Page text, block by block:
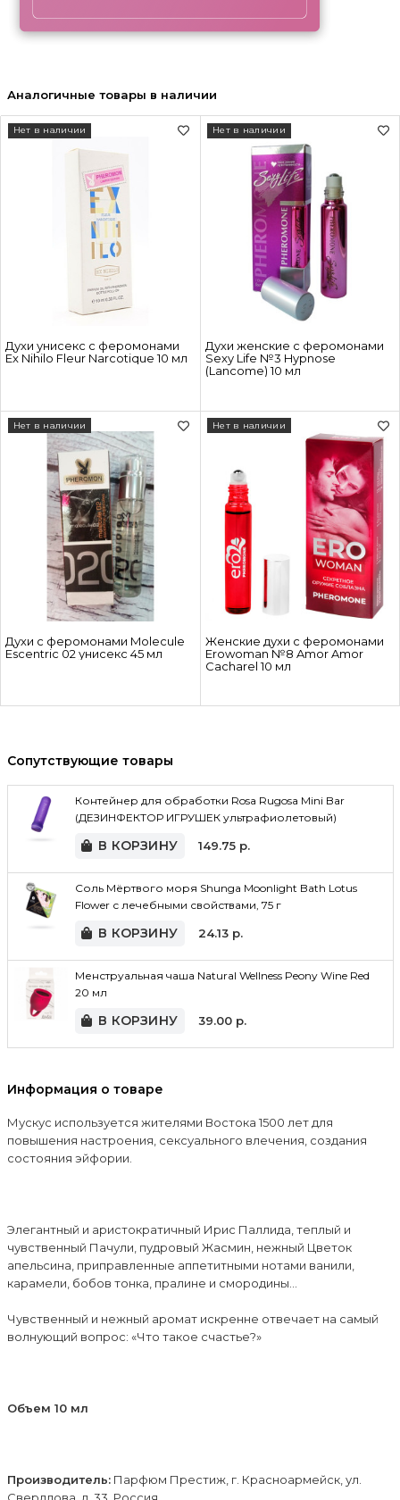
Аналогичные товары в наличии
Духи унисекс с феромонами
Ex Nihilo Fleur Narcotique 10 мл
Нет в наличии
Духи женские с феромонами
Sexy Life №3 Hypnose
(Lancome) 10 мл
Нет в наличии
Духи с феромонами Molecule
Escentric 02 унисекс 45 мл
Нет в наличии
Женские духи с феромонами
Erowoman №8 Amor Amor
Cacharel 10 мл
Нет в наличии
Сопутствующие товары
Контейнер для обработки Rosa Rugosa Mini Bar
(ДЕЗИНФЕКТОР ИГРУШЕК ультрафиолетовый)
В КОРЗИНУ 149.75р.
Соль Мёртвого моря Shunga Moonlight Bath Lotus
Flower с лечебными свойствами, 75 г
В КОРЗИНУ 24.13р.
Менструальная чаша Natural Wellness Peony Wine Red
20 мл
В КОРЗИНУ 39.00р.
Информация о товаре
Мускус используется жителями Востока 1500 лет для
повышения настроения, сексуального влечения, создания
состояния эйфории.
Элегантный и аристократичный Ирис Паллида, теплый и
чувственный Пачули, пудровый Жасмин, нежный Цветок
апельсина, приправленные аппетитными нотами ванили,
карамели, бобов тонка, пралине и смородины...
Чувственный и нежный аромат искренне отвечает на самый
волнующий вопрос: «Что такое счастье?»
Объем 10 мл
Производитель:Парфюм Престиж, г. Красноармейск, ул.
Свердлова, д. 33, Россия